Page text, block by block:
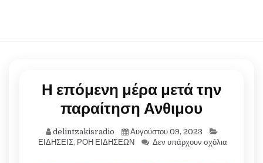
Η επόμενη μέρα μετά την
παραίτηση Ανθιμου
delintzakisradio
Αυγούστου 09, 2023
ΕΙΔΗΣΕΙΣ, ΡΟΗ ΕΙΔΗΣΕΩΝ Δεν υπάρχουν σχόλια